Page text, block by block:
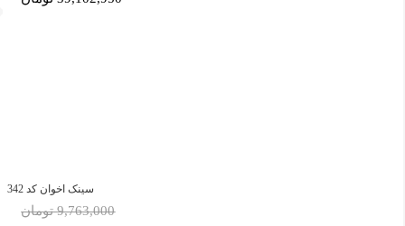
سینک اخوان کد 342
9,763,000 تومان